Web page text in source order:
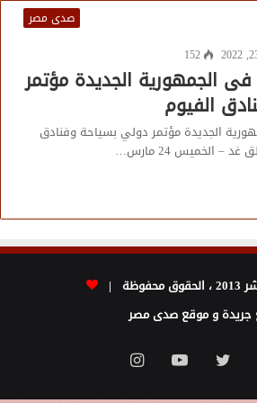
صدى مصر
152
الجمهورية الجديدة مؤتمر
الفيوم
الجديدة مؤتمر دولي بسياحة وفنادق
الخميس 24 مارس…
|
جريدة و موقع صدى مصر
تويتر يوتيوبانستقرام